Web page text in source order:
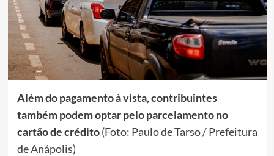
Além do pagamento à vista, contribuintes
também podem optar pelo parcelamento no
cartão de crédito (Foto: Paulo de Tarso / Prefeitura
de Anápolis)